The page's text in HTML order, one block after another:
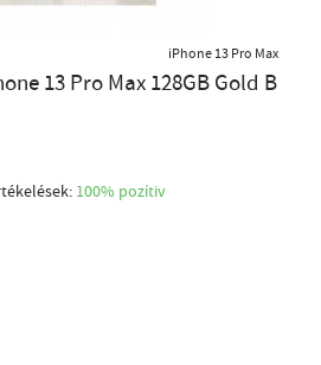
iPhone 13 Pro Max
13 Pro Max 128GB Gold B
100% pozítiv